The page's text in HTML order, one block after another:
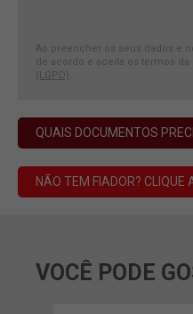
Ao preencher os seus dados e
de acordo e aceita os termos da
(LGPD)
QUAIS DOCUMENTOS
NÃO TEM FIADOR? CLIQUE
VOCÊ PODE